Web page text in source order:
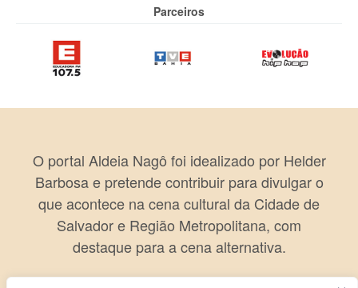
Parceiros
O portal Aldeia Nagô foi idealizado por Helder
Barbosa e pretende contribuir para divulgar o
que acontece na cena cultural da Cidade de
Salvador e Região Metropolitana, com
destaque para a cena alternativa.